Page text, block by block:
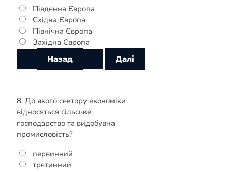
Південна Європа
Східна Європа
Північна Європа
Західна Європа
8. До якого сектору економіки
відносяться сільське
господарство та видобувна
промисловість?
первинний
третинний